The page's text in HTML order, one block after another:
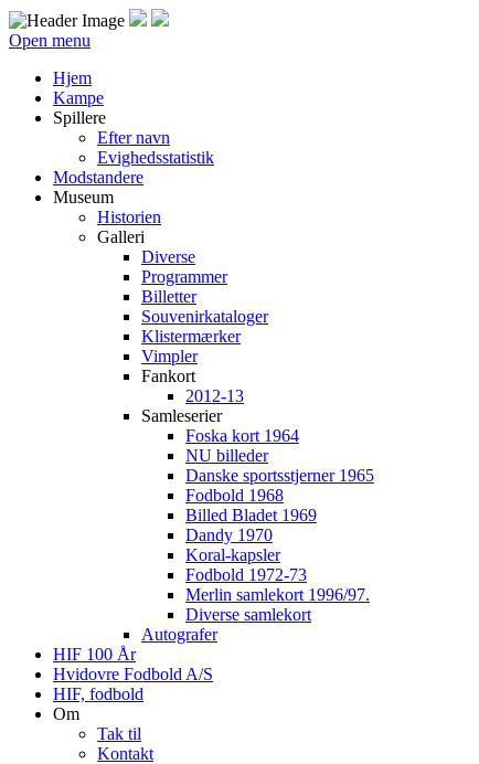
Open menu
Hjem
Kampe
Spillere
Efter navn
Evighedsstatistik
Modstandere
Museum
Historien
Galleri
Diverse
Programmer
Billetter
Souvenirkataloger
Klistermærker
Vimpler
Fankort
2012-13
Samleserier
Foska kort 1964
NU billeder
Danske sportsstjerner 1965
Fodbold 1968
Billed Bladet 1969
Dandy 1970
Koral-kapsler
Fodbold 1972-73
Merlin samlekort 1996/97.
Diverse samlekort
Autografer
HIF 100 År
Hvidovre Fodbold A/S
HIF, fodbold
Om
Tak til
Kontakt